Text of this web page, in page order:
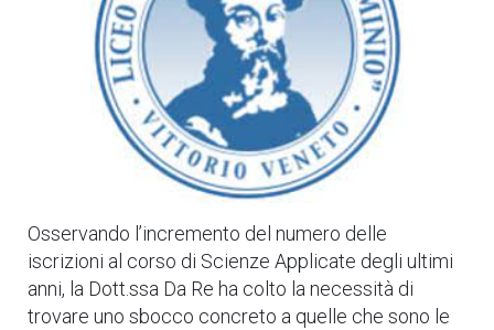
Osservando l’incremento del numero delle
iscrizioni al corso di Scienze Applicate degli ultimi
anni, la Dott.ssa Da Re ha colto la necessità di
trovare uno sbocco concreto a quelle che sono le